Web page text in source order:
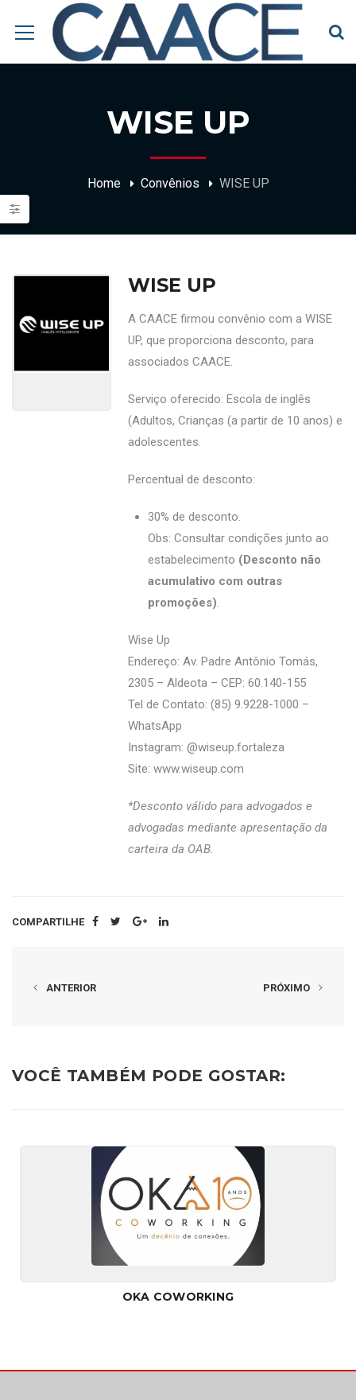
WISE UP
Home Convênios WISE UP
WISE UP
A CAACE firmou convênio com a WISE
UP, que proporciona desconto, para
associados CAACE.
Serviço oferecido: Escola de inglês
(Adultos, Crianças (a partir de 10 anos) e
adolescentes.
Percentual de desconto:
30% de desconto.
Obs: Consultar condições junto ao
estabelecimento (Desconto não
acumulativo com outras
promoções).
Wise Up
Endereço: Av. Padre Antônio Tomás,
2305 – Aldeota – CEP: 60.140-155
Tel de Contato: (85) 9.9228-1000 –
WhatsApp
Instagram: @wiseup.fortaleza
Site:www.wiseup.com
*Desconto válido para advogados e
advogadas mediante apresentação da
carteira da OAB.
COMPARTILHE
ANTERIOR PRÓXIMO
VOCÊ TAMBÉM PODE GOSTAR:
OKA COWORKING